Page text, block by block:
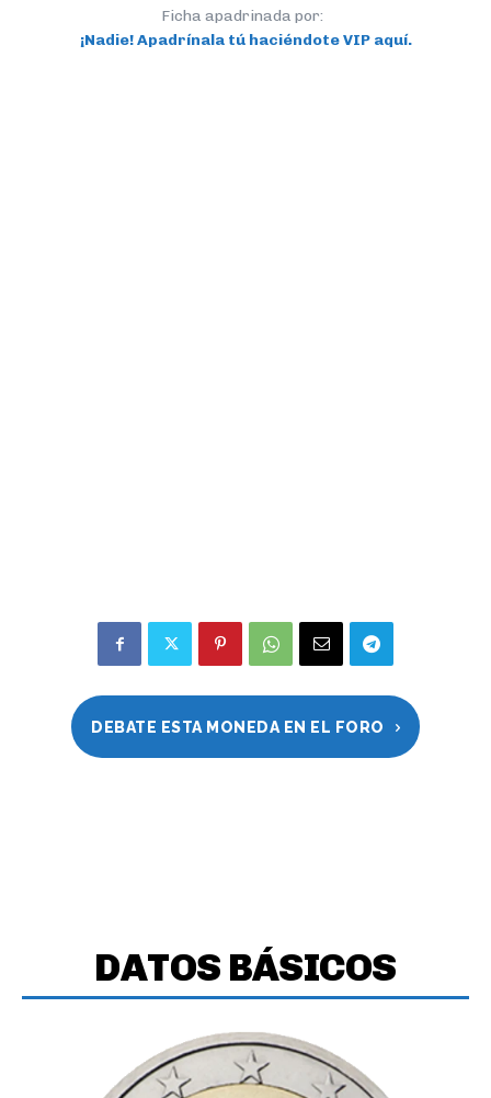
Ficha apadrinada por:
¡Nadie! Apadrínala tú haciéndote VIP aquí.
DEBATE ESTA MONEDA EN EL FORO
DATOS BÁSICOS